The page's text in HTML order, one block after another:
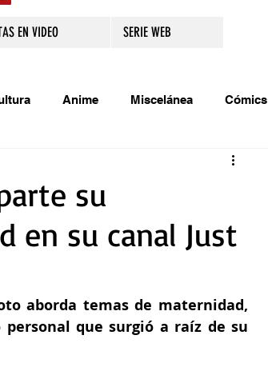
EN VIDEO SERIE WEB
Anime Miscelánea Cómics
su
en su canal Just
aborda temas de maternidad,
que surgió a raíz de su